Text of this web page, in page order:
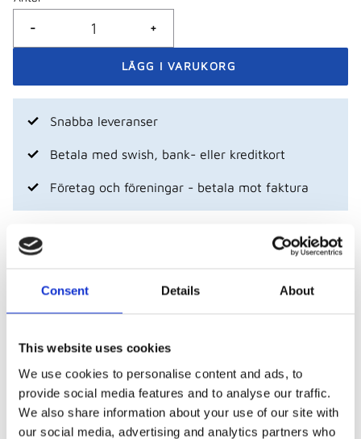
Consent Details About
This website uses cookies
We use cookies to personalise content and ads, to
provide social media features and to analyse our traffic.
We also share information about your use of our site with
our social media, advertising and analytics partners who
+
-
Visa alla produkter från Piuadrenalina
Snabba leveranser
Betala med swish, bank- eller kreditkort
Företag och föreningar - betala mot faktura
Beskrivning
Denna overalls säljs i set med jacka och långbyxor i
beställa olika storlek på jacka & byxa.